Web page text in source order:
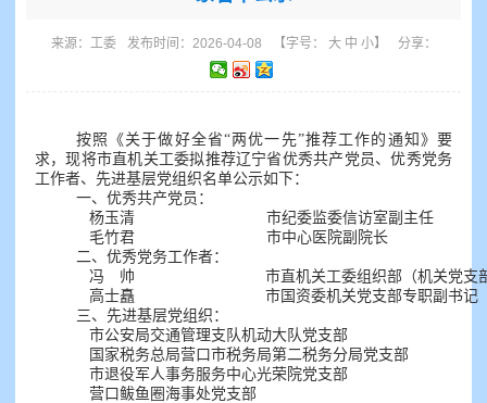
来源： 工委 发布时间：2026-04-08 【字号： 大 中 小】 分享：
按照《关于做好全省“两优一先”推荐工作的通知》要
求，现将市直机关工委拟推荐辽宁省优秀共产党员、优秀党务
工作者、先进基层党组织名单公示如下：
一、优秀共产党员：
杨玉清
市纪委监委信访室副主任
毛竹君
市中心医院副院长
二、优秀党务工作者：
冯
帅
市直机关工委组织部（机关党支
高士矗
市国资委机关党支部专职副书记
三、先进基层党组织：
市公安局交通管理支队机动大队党支部
国家税务总局营口市税务局第二税务分局党支部
市退役军人事务服务中心光荣院党支部
营口鲅鱼圈海事处党支部